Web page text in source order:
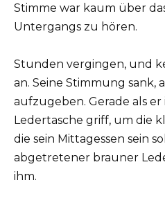
Stimme war kaum über
Untergangs zu hören.
Stunden vergingen, und
an. Seine Stimmung sank,
aufzugeben. Gerade als
Ledertasche griff, um die
die sein Mittagessen sein
abgetretener brauner
ihm.